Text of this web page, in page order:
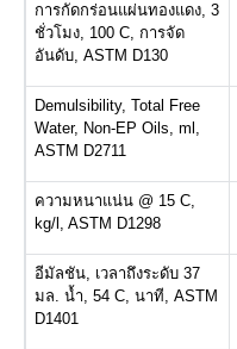
การกัดกร่อนแผ่นทองแดง, 3
ชั่วโมง, 100 C, การจัด
อันดับ, ASTM D130
Demulsibility, Total Free
Water, Non-EP Oils, ml,
ASTM D2711
ความหนาแน่น@ 15 C,
kg/l, ASTM D1298
อีมัลชัน, เวลาถึงระดับ37
มล. น้ำ, 54 C, นาที, ASTM
D1401